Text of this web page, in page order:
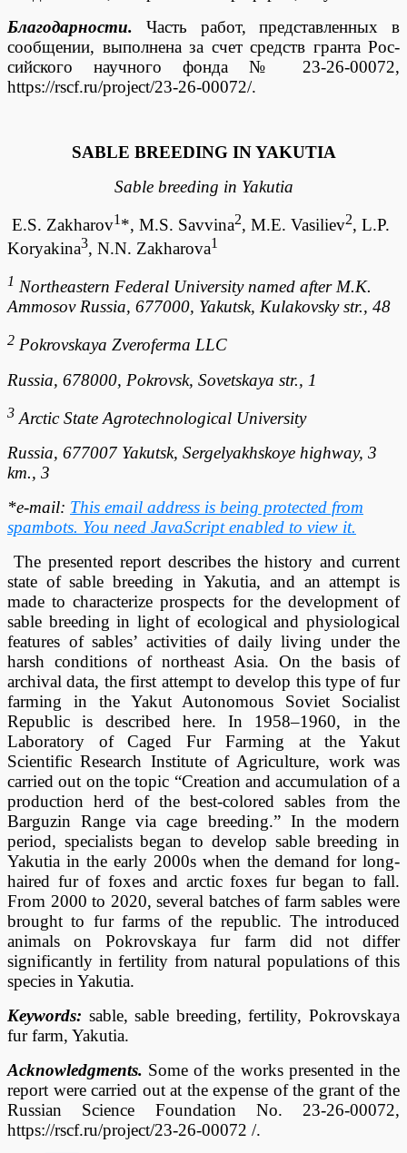
Благодарности. Часть работ, представленных в
сообщении, выполнена за счет средств гранта Рос-
сийского научного фонда № 23-26-00072,
https://rscf.ru/project/23-26-00072/.
SABLE BREEDING IN YAKUTIA
Sable breeding in Yakutia
E.S. Zakharov1 *, M.S. Savvina2, M.E. Vasiliev2, L.P.
Koryakina3, N.N. Zakharova1
1 Northeastern Federal University named after M.K.
Ammosov Russia, 677000, Yakutsk, Kulakovsky str., 48
2 Pokrovskaya Zveroferma LLC
Russia, 678000, Pokrovsk, Sovetskaya str., 1
3 Arctic State Agrotechnological University
Russia, 677007 Yakutsk, Sergelyakhskoye highway, 3
km., 3
*e-mail: This email address is being protected from
spambots. You need JavaScript enabled to view it.
The presented report describes the history and current
state of sable breeding in Yakutia, and an attempt is
made to characterize prospects for the development of
sable breeding in light of ecological and physiological
features of sables’ activities of daily living under the
harsh conditions of northeast Asia. On the basis of
archival data, the first attempt to develop this type of fur
farming in the Yakut Autonomous Soviet Socialist
Republic is described here. In 1958–1960, in the
Laboratory of Caged Fur Farming at the Yakut
Scientific Research Institute of Agriculture, work was
carried out on the topic “Creation and accumulation of a
production herd of the best-colored sables from the
Barguzin Range via cage breeding.” In the modern
period, specialists began to develop sable breeding in
Yakutia in the early 2000s when the demand for long-
haired fur of foxes and arctic foxes fur began to fall.
From 2000 to 2020, several batches of farm sables were
brought to fur farms of the republic. The introduced
animals on Pokrovskaya fur farm did not differ
significantly in fertility from natural populations of this
species in Yakutia.
Keywords: sable, sable breeding, fertility, Pokrovskaya
fur farm, Yakutia.
Acknowledgments. Some of the works presented in the
report were carried out at the expense of the grant of the
Russian Science Foundation No. 23-26-00072,
https://rscf.ru/project/23-26-00072 /.